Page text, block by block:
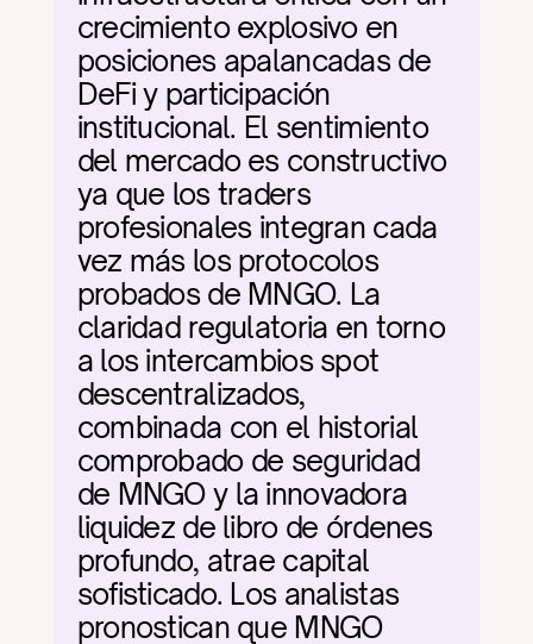
crecimiento explosivo en
posiciones apalancadas de
DeFi y participación
institucional. El sentimiento
del mercado es constructivo
ya que los traders
profesionales integran cada
vez más los protocolos
probados de MNGO. La
claridad regulatoria en torno
a los intercambios spot
descentralizados,
combinada con el historial
comprobado de seguridad
de MNGO y la innovadora
liquidez de libro de órdenes
profundo, atrae capital
sofisticado. Los analistas
pronostican que MNGO